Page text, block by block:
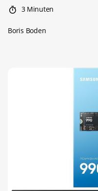
3 Minuten
Boris Boden